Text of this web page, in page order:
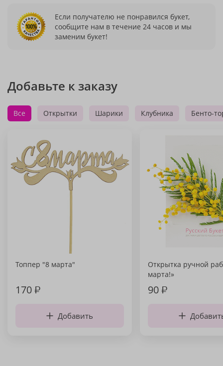
Если получателю не понравился букет,
сообщите нам в течение 24 часов и мы
заменим букет!
Добавьте к заказу
Все Открытки Шарики Клубника Бенто-
Топпер "8 марта"
170₽
Добавить
Открытка ручной
марта!»
90₽